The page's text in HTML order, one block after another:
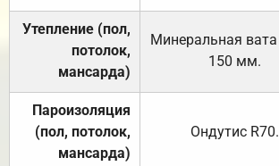
Утепление (пол,
потолок,
мансарда)
Минеральная вата
150 мм.
Пароизоляция
(пол, потолок,
мансарда)
Ондутис R70.